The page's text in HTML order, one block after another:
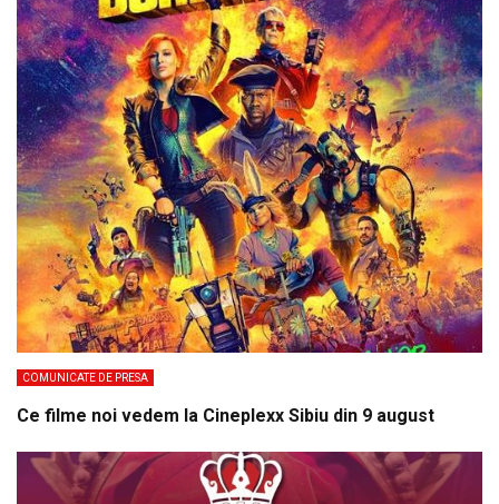
COMUNICATE DE PRESA
Ce filme noi vedem la Cineplexx Sibiu din 9 august